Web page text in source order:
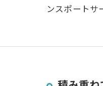
ンスポートサ